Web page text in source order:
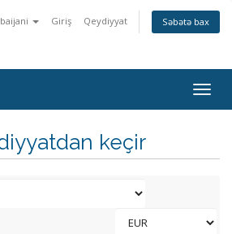
Giriş Qeydiyyat Səbətə bax
keçir